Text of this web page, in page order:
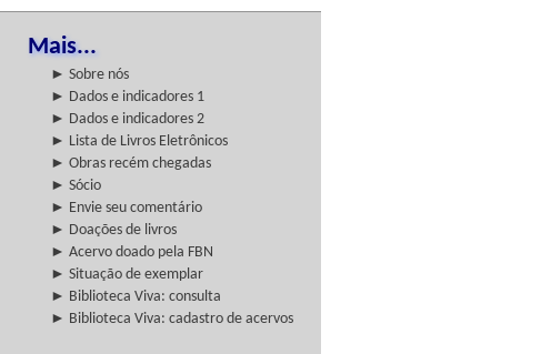
Mais...
► Sobre nós
► Dados e indicadores 1
► Dados e indicadores 2
► Lista de Livros Eletrônicos
► Obras recém chegadas
► Sócio
► Envie seu comentário
► Doações de livros
► Acervo doado pela FBN
► Situação de exemplar
► Biblioteca Viva: consulta
► Biblioteca Viva: cadastro de acervos